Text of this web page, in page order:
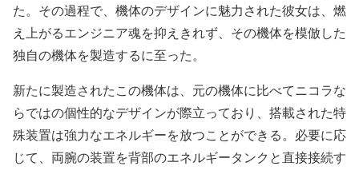
た。その過程で、機体のデザインに魅力された彼女は、燃
え上がるエンジニア魂を抑えきれず、その機体を模倣した
独自の機体を製造するに至った。
新たに製造されたこの機体は、元の機体に比べてニコラな
らではの個性的なデザインが際立っており、搭載された特
殊装置は強力なエネルギーを放つことができる。必要に応
じて、両腕の装置を背部のエネルギータンクと直接接続す